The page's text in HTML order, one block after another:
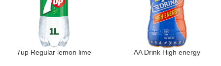
7up Regular lemon lime AA Drink High energy